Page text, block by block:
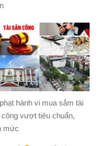
hành vi mua sắm tài
công vượt tiêu chuẩn,
mức